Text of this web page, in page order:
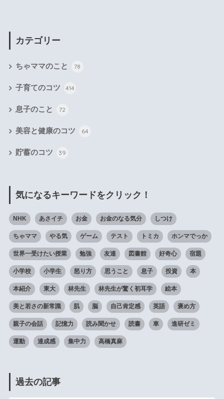
カテゴリー
ちゃママのこと 78
子育てのコツ 414
息子のこと 72
美容と健康のコツ 64
貯蓄のコツ 39
気になるキーワードをクリック！
NHK あさイチ お金 お金のなる気分 しつけ
ちゃママ やる気 ゲーム テスト トミカ ホンマでっか
世界一受けたい授業 勉強 友達 図書館 好奇心 宿題
小学校 小学生 怒り方 思うこと 息子 投資 本
本紹介 東大 林先生 林先生が驚く初耳学 絵本
美と若さの新常識 肌 脳 自己肯定感 英語 褒め方
親子の会話 記憶力 読み聞かせ 読書 車 進研ゼミ
運動 達成感 集中力 高橋真麻
過去の記事